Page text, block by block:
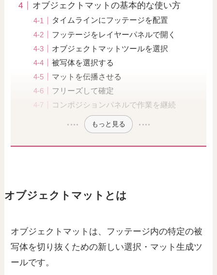
オブジェクトマットの基本的な使い方
タイムラインにフッテージを配置
フッテージをレイヤーパネルで開く
オブジェクトマットツールを選択
被写体を選択する
マットを伝播させる
フリーズして確定
コンポジションパネルで作業を継続
もっと見る
オブジェクトマットとは
オブジェクトマットは、フッテージ内の特定の被
写体を切り抜くための新しい選択・マット生成ツ
ールです。